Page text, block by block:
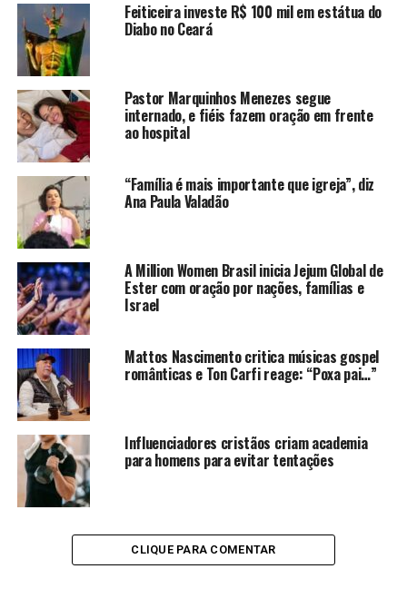
Feiticeira investe R$ 100 mil em estátua do
Diabo no Ceará
Pastor Marquinhos Menezes segue
internado, e fiéis fazem oração em frente
ao hospital
“Família é mais importante que igreja”, diz
Ana Paula Valadão
A Million Women Brasil inicia Jejum Global de
Ester com oração por nações, famílias e
Israel
Mattos Nascimento critica músicas gospel
românticas e Ton Carfi reage: “Poxa pai…”
Influenciadores cristãos criam academia
para homens para evitar tentações
CLIQUE PARA COMENTAR